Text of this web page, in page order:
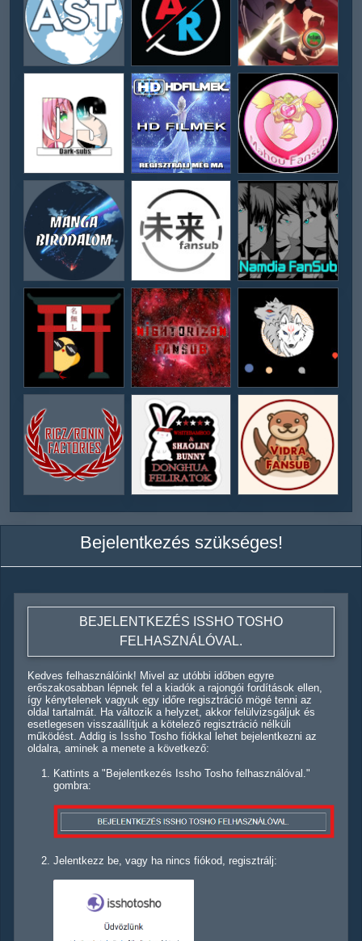
Bejelentkezés szükséges!
BEJELENTKEZÉS ISSHO TOSHO
FELHASZNÁLÓVAL.
Kedves felhasználóink! Mivel az utóbbi időben egyre
erőszakosabban lépnek fel a kiadók a rajongói fordítások ellen,
így kénytelenek vagyuk egy időre regisztráció mögé tenni az
oldal tartalmát. Ha változik a helyzet, akkor felülvizsgáljuk és
esetlegesen visszaállítjuk a kötelező regisztráció nélküli
működést. Addig is Issho Tosho fiókkal lehet bejelentkezni az
oldalra, aminek a menete a következő:
Kattints a "Bejelentkezés Issho Tosho felhasználóval."
gombra:
Jelentkezz be, vagy ha nincs fiókod, regisztrálj: